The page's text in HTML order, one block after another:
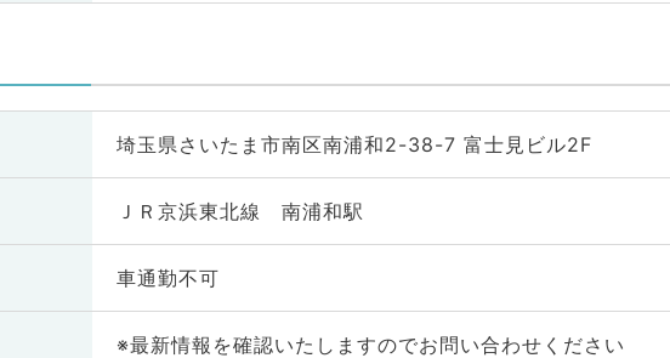
埼玉県さいたま市南区南浦和2-38-7 富士見ビル2F
ＪＲ京浜東北線 南浦和駅
車通勤不可
※最新情報を確認いたしますのでお問い合わせください